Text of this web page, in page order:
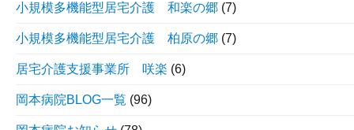
小規模多機能型居宅介護 和楽の郷 (7)
小規模多機能型居宅介護 柏原の郷 (7)
居宅介護支援事業所 咲楽 (6)
岡本病院BLOG一覧 (96)